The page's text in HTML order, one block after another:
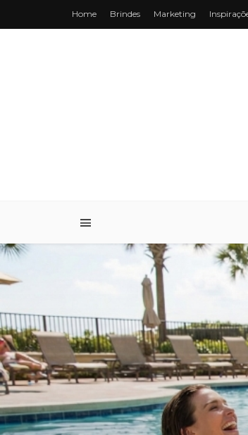
Home Brindes Marketing